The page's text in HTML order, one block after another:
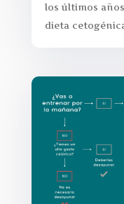
los últimos
dieta